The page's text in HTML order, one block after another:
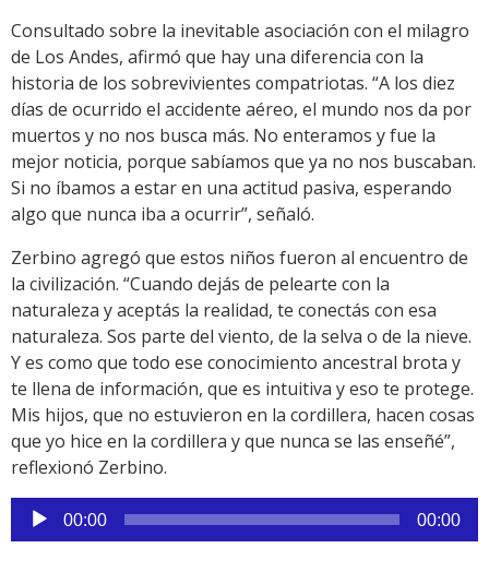
Consultado sobre la inevitable asociación con el milagro
de Los Andes, afirmó que hay una diferencia con la
historia de los sobrevivientes compatriotas. “A los diez
días de ocurrido el accidente aéreo, el mundo nos da por
muertos y no nos busca más. No enteramos y fue la
mejor noticia, porque sabíamos que ya no nos buscaban.
Si no íbamos a estar en una actitud pasiva, esperando
algo que nunca iba a ocurrir”, señaló.
Zerbino agregó que estos niños fueron al encuentro de
la civilización. “Cuando dejás de pelearte con la
naturaleza y aceptás la realidad, te conectás con esa
naturaleza. Sos parte del viento, de la selva o de la nieve.
Y es como que todo ese conocimiento ancestral brota y
te llena de información, que es intuitiva y eso te protege.
Mis hijos, que no estuvieron en la cordillera, hacen cosas
que yo hice en la cordillera y que nunca se las enseñé”,
reflexionó Zerbino.
Reproductor
de
00:00 00:00